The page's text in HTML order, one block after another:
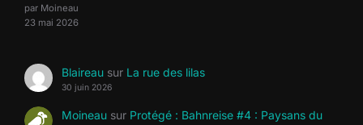
par Moineau
23 mai 2026
Blaireausur La rue des lilas
30 juin 2026
Moineausur Protégé : Bahnreise #4 : Paysans du